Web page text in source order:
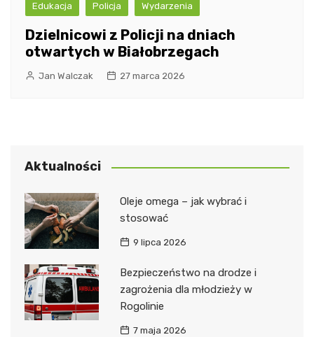
Edukacja Policja Wydarzenia
Dzielnicowi z Policji na dniach
otwartych w Białobrzegach
Jan Walczak 27 marca 2026
Aktualności
Oleje omega – jak wybrać i
stosować
9 lipca 2026
Bezpieczeństwo na drodze i
zagrożenia dla młodzieży w
Rogolinie
7 maja 2026